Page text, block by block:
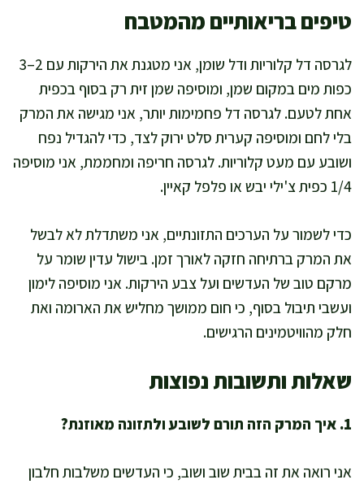
טיפים בריאותיים מהמטבח
לגרסה דל קלוריות ודל שומן, אני מטגנת את הירקות עם 2–3
כפות מים במקום שמן, ומוסיפה שמן זית רק בסוף בכפית
אחת לטעם. לגרסה דל פחמימות יותר, אני מגישה את המרק
בלי לחם ומוסיפה קערית סלט ירוק לצד, כדי להגדיל נפח
ושובע עם מעט קלוריות. לגרסה חריפה ומחממת, אני מוסיפה
1/4 כפית צ'ילי יבש או פלפל קאיין.
כדי לשמור על הערכים התזונתיים, אני משתדלת לא לבשל
את המרק ברתיחה חזקה לאורך זמן. בישול עדין שומר על
מרקם טוב של העדשים ועל צבע הירקות. אני מוסיפה לימון
ועשבי תיבול בסוף, כי חום ממושך מחליש את הארומה ואת
חלק מהוויטמינים הרגישים.
שאלות ותשובות נפוצות
1. איך המרק הזה תורם לשובע ולתזונה מאוזנת?
אני רואה את זה בבית שוב ושוב, כי העדשים משלבות חלבון